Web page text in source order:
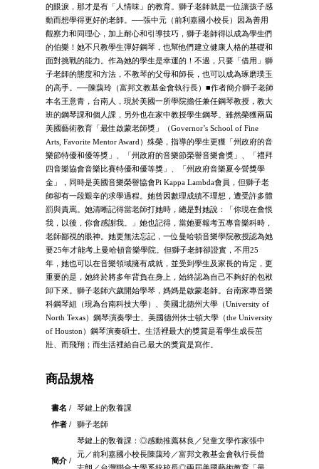
的眼淚，那才是有「人情味」的教育。獅子老師就是一位讓孩子感
動而想學得更好的老師。──張中元（前利嘉國小校長）因為善用
觀察力和同理心，加上耐心和引導技巧，獅子老師得以成為學生們
的伯樂！她不只教學生彈好鋼琴，也幫他們建立健康人格的基礎和
面對挑戰的能力。作為她的學生是幸運的！不過，只要「借用」獅
子老師的態度和方法，不教琴的父母和師長，也可以成為琢磨璞玉
的高手。──陳藹玲（富邦文教基金會執行長）■作者簡介獅子老師
本名王意青，台南人，現於美國一所學院擔任兼任鋼琴教授，教大
班的鋼琴課和個人課，另外也在家中教授學生鋼琴。雖然榮獲兩屆
美國藝術教育「最佳啟蒙老師獎」（Governor’s School of Fine
Arts, Favorite Mentor Award）殊榮，指導的學生更獲「州政府的音
樂節特優和優等獎」、「州政府的音樂節榮譽音樂會獎」、「禮拜
四音樂協會音樂比賽特優和優等獎」、「州政府音樂夏令營獎學
金」，同時是美國音樂榮譽協會Pi Kappa Lambda會員，但獅子老
師卻有一段艱辛的求學過程。她曾因數理成績不理想，遭受許多體
罰與責罵。她清晰記得當老師打她時，總是對她說：「你現在會恨
我，以後，你會感謝我。」她也記得，當她要報考五專音樂科時，
老師鄙視的眼神。她更無法忘記，一位曼哈頓音樂學院教授認為她
要25年才能考上曼哈頓音樂學院。但獅子老師卻證實，不用25
年，她也可以在音樂領域擁有成就，並受到學生及家長的肯定，更
重要的是，她終於將多年背負在身上，始終認為自己不夠好的包袱
卸下來。獅子老師六歲開始學琴，媽媽是啟蒙老師。台南家專音樂
科鋼琴組（現為台南科技大學）、美國北德州大學（University of
North Texas）鋼琴演奏學士、美國德州休士頓大學（the University
of Houston）鋼琴演奏碩士。生活裡最大的獎賞是看學生成長茁
壯、而飛翔；而生活裡給自己最大的獎賞是寫作。
商品規格
書名 /
琴鍵上的敎養課
作者 /
獅子老師
簡介 /
琴鍵上的敎養課：◎感動推薦林良／兒童文學作家張中
元／前利嘉國小校長陳藹玲／富邦文教基金會執行長曾